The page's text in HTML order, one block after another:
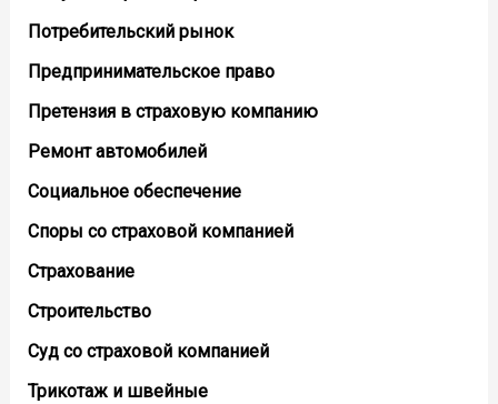
Потребительский рынок
Предпринимательское право
Претензия в страховую компанию
Ремонт автомобилей
Социальное обеспечение
Споры со страховой компанией
Страхование
Строительство
Суд со страховой компанией
Трикотаж и швейные